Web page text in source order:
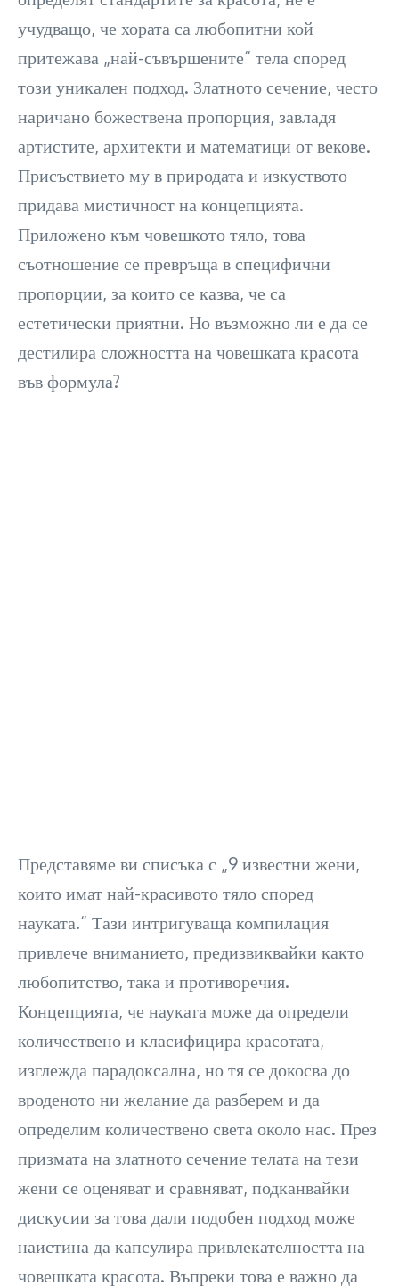
учудващо, че хората са любопитни кой
притежава „най-съвършените“ тела според
този уникален подход. Златното сечение, често
наричано божествена пропорция, завладя
артистите, архитекти и математици от векове.
Присъствието му в природата и изкуството
придава мистичност на концепцията.
Приложено към човешкото тяло, това
съотношение се превръща в специфични
пропорции, за които се казва, че са
естетически приятни. Но възможно ли е да се
дестилира сложността на човешката красота
във формула?
Представяме ви списъка с „9 известни жени,
които имат най-красивото тяло според
науката.“ Тази интригуваща компилация
привлече вниманието, предизвиквайки както
любопитство, така и противоречия.
Концепцията, че науката може да определи
количествено и класифицира красотата,
изглежда парадоксална, но тя се докосва до
вроденото ни желание да разберем и да
определим количествено света около нас. През
призмата на златното сечение телата на тези
жени се оценяват и сравняват, подканвайки
дискусии за това дали подобен подход може
наистина да капсулира привлекателността на
човешката красота. Въпреки това е важно да